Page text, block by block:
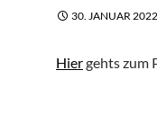
30. JANUAR 2022
Hiergehts zum